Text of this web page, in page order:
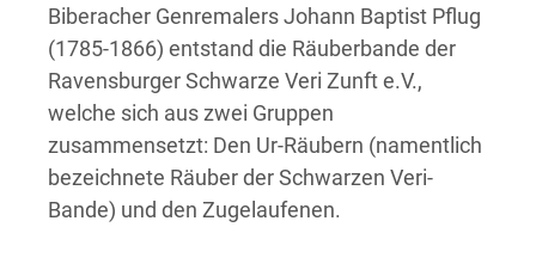
Biberacher Genremalers Johann Baptist Pflug
(1785-1866) entstand die Räuberbande der
Ravensburger Schwarze Veri Zunft e.V.,
welche sich aus zwei Gruppen
zusammensetzt: Den Ur-Räubern (namentlich
bezeichnete Räuber der Schwarzen Veri-
Bande) und den Zugelaufenen.